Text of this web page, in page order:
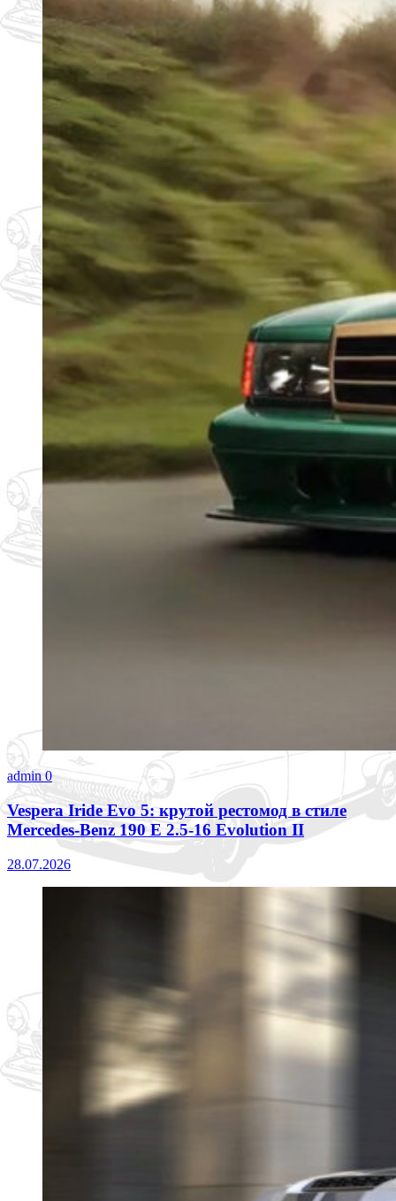
admin0
Vespera Iride Evo 5: крутой рестомод в стиле
Mercedes-Benz 190 E 2.5-16 Evolution II
28.07.2026